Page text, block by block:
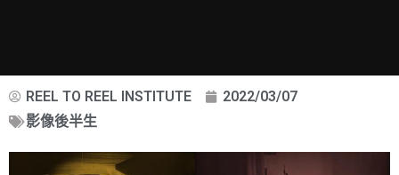
REEL TO REEL INSTITUTE
2022/03/07
影像後半生